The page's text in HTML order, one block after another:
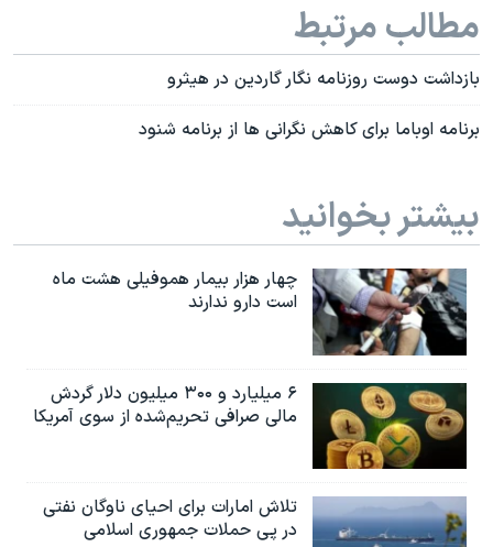
مطالب مرتبط
بازداشت دوست روزنامه‌ نگار گاردین در هیثرو
برنامه اوباما برای کاهش نگرانی ها از برنامه شنود
بیشتر بخوانید
چهار هزار بیمار هموفیلی هشت ماه
است دارو ندارند
۶ میلیارد و ۳۰۰ میلیون دلار گردش
مالی صرافی تحریم‌شده از سوی آمریکا
تلاش امارات برای احیای ناوگان نفتی
در پی حملات جمهوری اسلامی